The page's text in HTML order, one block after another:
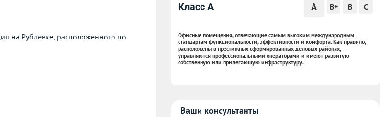
на Рублевке, расположенного по
Класс A A B+ B C
Офисные помещения, отвечающие самым высоким международным
стандартам функциональности, эффективности и комфорта. Как правило,
расположены в престижных сформированных деловых районах,
управляются профессиональными операторами и имеют развитую
собственную или прилегающую инфраструктуру.
Ваши консультанты